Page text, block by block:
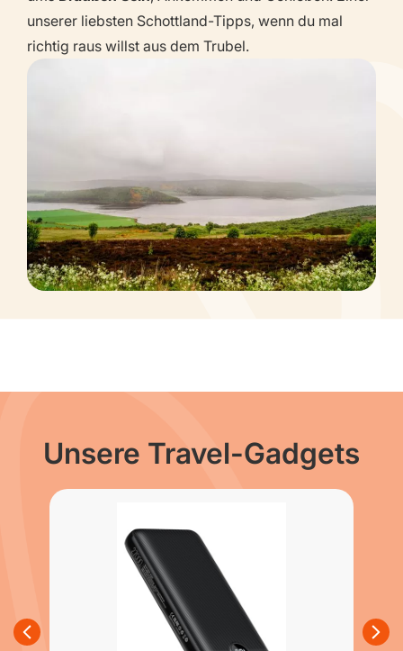
unserer liebsten Schottland-Tipps, wenn du mal
richtig raus willst aus dem Trubel.
Unsere Travel-Gadgets